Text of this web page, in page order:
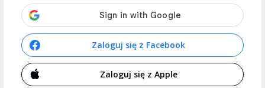
Zaloguj się z Facebook
Zaloguj się z Apple